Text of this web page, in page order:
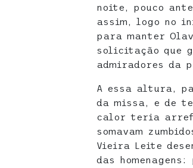
noite, pouco
assim, logo no
para manter
solicitação que
admiradores da
A essa altura,
da missa, e de
calor teria
somavam
Vieira Leite
das